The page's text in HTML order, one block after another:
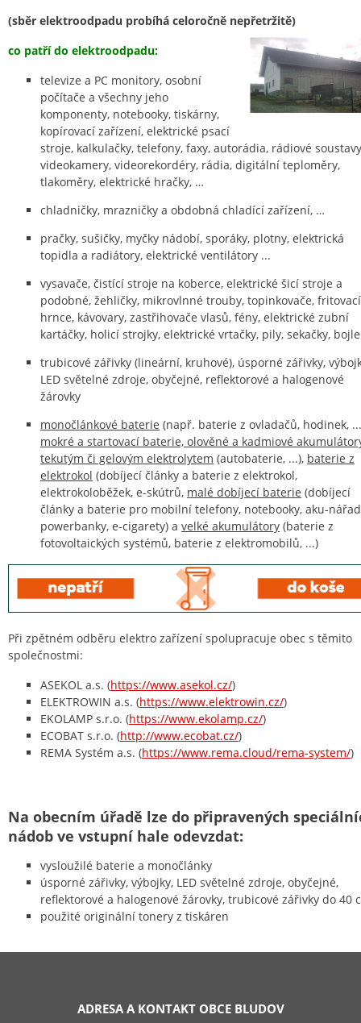
(sběr elektroodpadu probíhá celoročně nepřetržitě)
co patří do elektroodpadu:
televize a PC monitory, osobní
počítače a všechny jeho
komponenty, notebooky, tiskárny,
kopírovací zařízení, elektrické psací
stroje, kalkulačky, telefony, faxy, autorádia, rádiové
videokamery, videorekordéry, rádia, digitální teploměry,
tlakoměry, elektrické hračky, …
chladničky, mrazničky a obdobná chladící zařízení, …
pračky, sušičky, myčky nádobí, sporáky, plotny, elektrická
topidla a radiátory, elektrické ventilátory ...
vysavače, čistící stroje na koberce, elektrické šicí stroje a
podobné, žehličky, mikrovlnné trouby, topinkovače, fritovací
hrnce, kávovary, zastřihovače vlasů, fény, elektrické zubní
kartáčky, holicí strojky, elektrické vrtačky, pily, sekačky,
trubicové zářivky (lineární, kruhové), úsporné zářivky,
LED světelné zdroje, obyčejné, reflektorové a halogenové
žárovky
monočlánkové baterie (např. baterie z ovladačů, hodinek,
mokré a startovací baterie, olověné a kadmiové
tekutým či gelovým elektrolytem (autobaterie, ...), baterie z
elektrokol (dobíjecí články a baterie z elektrokol,
elektrokoloběžek, e-skútrů, malé dobíjecí baterie (dobíjecí
články a baterie pro mobilní telefony, notebooky, aku-
powerbanky, e-cigarety) a velké akumulátory (baterie z
fotovoltaických systémů, baterie z elektromobilů, ...)
Při zpětném odběru elektro zařízení spolupracuje obec s těmito
společnostmi:
ASEKOL a.s. (https://www.asekol.cz/)
ELEKTROWIN a.s. (https://www.elektrowin.cz/)
EKOLAMP s.r.o. (https://www.ekolamp.cz/)
ECOBAT s.r.o. (http://www.ecobat.cz/)
REMA Systém a.s. (https://www.rema.cloud/rema-system/)
Na obecním úřadě lze do připravených
nádob ve vstupní hale odevzdat:
vysloužilé baterie a monočlánky
úsporné zářivky, výbojky, LED světelné zdroje, obyčejné,
reflektorové a halogenové žárovky, trubicové zářivky do 40
použité originální tonery z tiskáren
ADRESA A KONTAKT OBCE BLUDOV